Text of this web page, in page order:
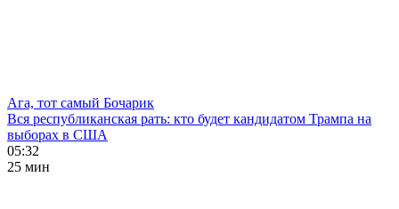
Ага, тот самый Бочарик
Вся республиканская рать: кто будет кандидатом Трампа на
выборах в США
05:32
25 мин